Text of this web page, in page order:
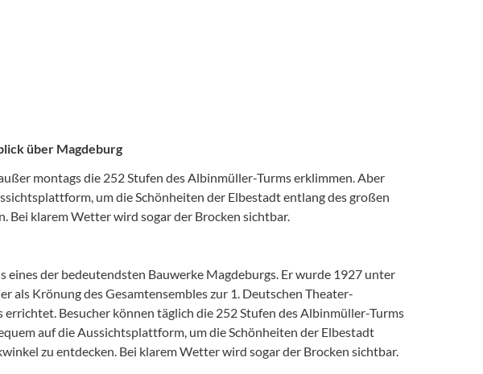
über Magdeburg
montags die 252 Stufen des Albinmüller-Turms erklimmen. Aber
um die Schönheiten der Elbestadt entlang des großen
Bei klarem Wetter wird sogar der Brocken sichtbar.
der bedeutendsten Bauwerke Magdeburgs. Er wurde 1927 unter
Krönung des Gesamtensembles zur 1. Deutschen Theater-
errichtet. Besucher können täglich die 252 Stufen des Albinmüller-Turms
auf die Aussichtsplattform, um die Schönheiten der Elbestadt
zu entdecken. Bei klarem Wetter wird sogar der Brocken sichtbar.